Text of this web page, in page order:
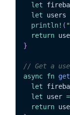
let
let users
println! (
return
}
// Get a
async fn
let
let user =
return